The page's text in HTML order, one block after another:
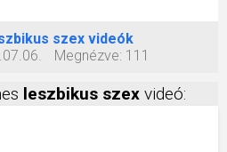
szex videók
Megnézve: 111
leszbikus szex videó: